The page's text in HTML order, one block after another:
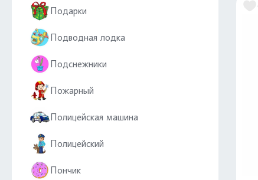
Подарки
Подводная лодка
Подснежники
Пожарный
Полицейская машина
Полицейский
Пончик